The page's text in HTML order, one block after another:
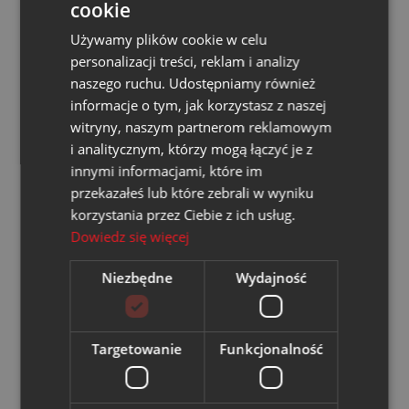
wspierać lokalne inicjatywy edukacyjne i aktywnie
uczestniczyć w kształceniu przyszłych specjalistów.
Cieszymy się, że tworzymy miejsce, w którym młodzi
ludzie zdobywają realne umiejętności i mogą z bliska
zobaczyć, jak wygląda praca w energetyce. Trzymamy
kciuki za ich dalszy rozwój i kolejne zawodowe sukcesy!
Czytaj także
14.01.2026
cookie
Używamy plików cookie w celu
personalizacji treści, reklam i analizy
naszego ruchu. Udostępniamy również
informacje o tym, jak korzystasz z naszej
witryny, naszym partnerom reklamowym
i analitycznym, którzy mogą łączyć je z
innymi informacjami, które im
przekazałeś lub które zebrali w wyniku
korzystania przez Ciebie z ich usług.
Dowiedz się więcej
Niezbędne Wydajność
Targetowanie Funkcjonalność